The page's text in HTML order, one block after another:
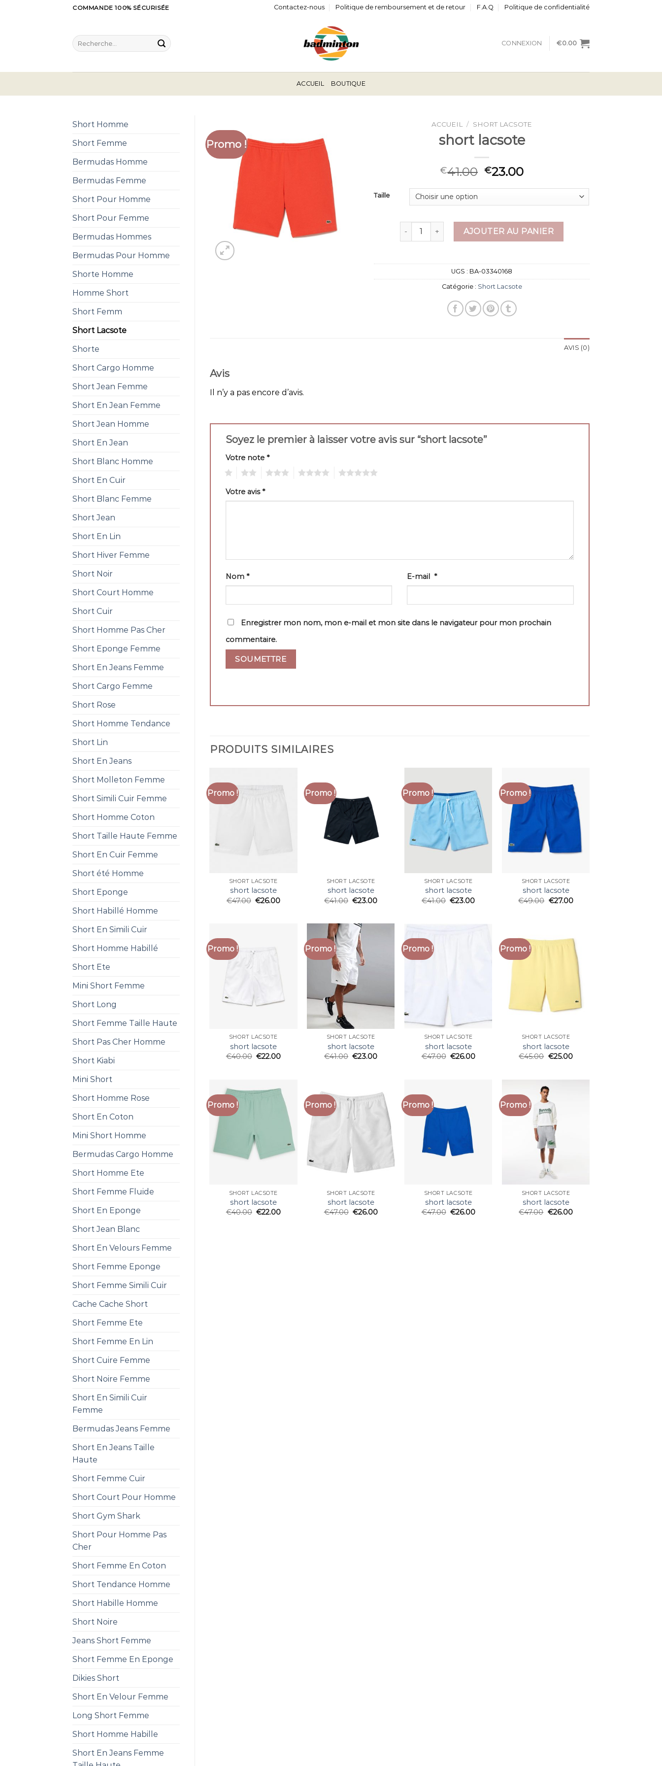
COMMANDE 100% SÉCURISÉE Contactez-nous Politique de remboursement et de retour F.A.Q Politique de confidentialité
Recherche
pour :
CONNEXION €0.00
ACCUEIL BOUTIQUE
Short Homme
Short Femme
Bermudas Homme
Bermudas Femme
Short Pour Homme
Short Pour Femme
Bermudas Hommes
Bermudas Pour Homme
Shorte Homme
Homme Short
Short Femm
Short Lacsote
Shorte
Short Cargo Homme
Short Jean Femme
Short En Jean Femme
Short Jean Homme
Short En Jean
Short Blanc Homme
Short En Cuir
Short Blanc Femme
Short Jean
Short En Lin
Short Hiver Femme
Short Noir
Short Court Homme
Short Cuir
Short Homme Pas Cher
Short Eponge Femme
Short En Jeans Femme
Short Cargo Femme
Short Rose
Short Homme Tendance
Short Lin
Short En Jeans
Short Molleton Femme
Short Simili Cuir Femme
Short Homme Coton
Short Taille Haute Femme
Short En Cuir Femme
Short été Homme
Short Eponge
Short Habillé Homme
Short En Simili Cuir
Short Homme Habillé
Short Ete
Mini Short Femme
Short Long
Short Femme Taille Haute
Short Pas Cher Homme
Short Kiabi
Mini Short
Short Homme Rose
Short En Coton
Mini Short Homme
Bermudas Cargo Homme
Short Homme Ete
Short Femme Fluide
Short En Eponge
Short Jean Blanc
Short En Velours Femme
Short Femme Eponge
Short Femme Simili Cuir
Cache Cache Short
Short Femme Ete
Short Femme En Lin
Short Cuire Femme
Short Noire Femme
Short En Simili Cuir
Femme
Bermudas Jeans Femme
Short En Jeans Taille
Haute
Short Femme Cuir
Short Court Pour Homme
Short Gym Shark
Short Pour Homme Pas
Cher
Short Femme En Coton
Short Tendance Homme
Short Habille Homme
Short Noire
Jeans Short Femme
Short Femme En Eponge
Dikies Short
Short En Velour Femme
Long Short Femme
Short Homme Habille
Short En Jeans Femme
Promo !
ACCUEIL / SHORT LACSOTE
short lacsote
€41.00 €23.00
Taille
quantité de short lacsoteAJOUTER AU PANIER
UGS : BA-03340168
Catégorie : Short Lacsote
AVIS (0)
Avis
Il n’y a pas encore d’avis.
Soyez le premier à laisser votre avis sur “short lacsote”
Votre note *
Votre avis*
Nom * E-mail*
Enregistrer mon nom, mon e-mail et mon site dans le navigateur pour mon prochain
commentaire.
PRODUITS SIMILAIRES
Promo !
SHORT LACSOTE
short lacsote
€47.00 €26.00
Promo !
SHORT LACSOTE
short lacsote
€41.00 €23.00
Promo !
SHORT LACSOTE
short lacsote
€41.00 €23.00
Promo !
SHORT LACSOTE
short lacsote
€49.00 €27.00
Promo !
SHORT LACSOTE
short lacsote
€40.00 €22.00
Promo !
SHORT LACSOTE
short lacsote
€41.00 €23.00
Promo !
SHORT LACSOTE
short lacsote
€47.00 €26.00
Promo !
SHORT LACSOTE
short lacsote
€45.00 €25.00
Promo !
SHORT LACSOTE
short lacsote
€40.00 €22.00
Promo !
SHORT LACSOTE
short lacsote
€47.00 €26.00
Promo !
SHORT LACSOTE
short lacsote
€47.00 €26.00
Promo !
SHORT LACSOTE
short lacsote
€47.00 €26.00